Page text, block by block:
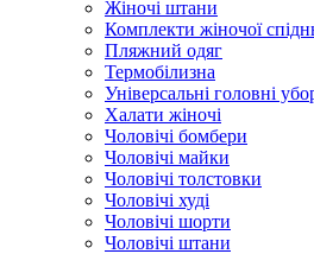
Жіночі штани
Комплекти жіночої
Пляжний одяг
Термобілизна
Універсальні головні
Халати жіночі
Чоловічі бомбери
Чоловічі майки
Чоловічі толстовки
Чоловічі худі
Чоловічі шорти
Чоловічі штани